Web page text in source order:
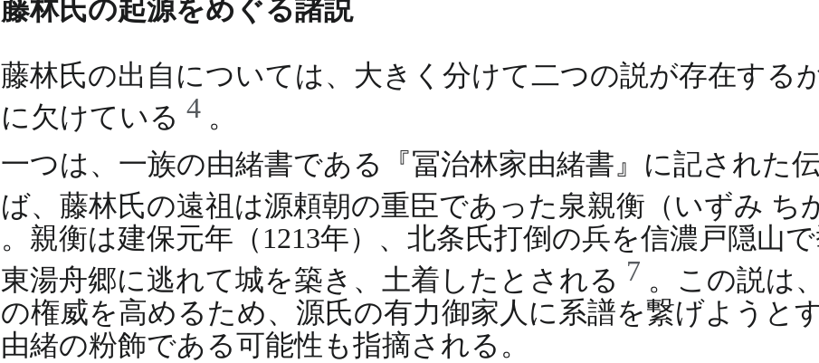
藤林氏の起源をめぐる諸説
藤林氏の出自については、大きく分けて二つの説が存在する
に欠けている 4 。
一つは、一族の由緒書である『冨治林家由緒書』に記された
ば、藤林氏の遠祖は源頼朝の重臣であった泉親衡（いずみ
。親衡は建保元年（1213年）、北条氏打倒の兵を信濃戸隠山
東湯舟郷に逃れて城を築き、土着したとされる 7 。この説は
の権威を高めるため、源氏の有力御家人に系譜を繋げようと
由緒の粉飾である可能性も指摘される。